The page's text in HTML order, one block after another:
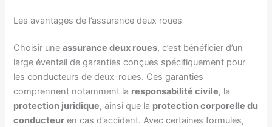
Les avantages de l’assurance deux roues
Choisir uneassurance deux roues, c’est bénéficier d’un
large éventail de garanties conçues spécifiquement pour
les conducteurs de deux-roues. Ces garanties
comprennent notamment la responsabilité civile, la
protection juridique, ainsi que la protection corporelle du
conducteur en cas d’accident. Avec certaines formules,